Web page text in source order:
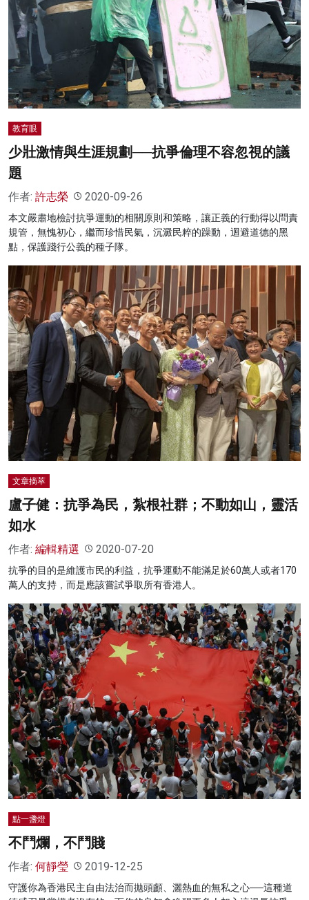
教育眼
少壯激情與生涯規劃──抗爭倫理不容忽視的議
題
作者: 許志榮 2020-09-26
本文嚴肅地檢討抗爭運動的相關原則和策略，讓正義的行動得以問責
規管，無愧初心，繼而珍惜民氣，沉澱民粹的躁動，迴避道德的黑
點，保護踐行公義的種子隊。
文章摘萃
盧子健：抗爭為民，紮根社群；不動如山，靈活
如水
作者: 編輯精選 2020-07-20
抗爭的目的是維護市民的利益，抗爭運動不能滿足於60萬人或者170
萬人的支持，而是應該嘗試爭取所有香港人。
點一盞燈
不鬥爛，不鬥賤
作者: 何靜瑩 2019-12-25
守護你為香港民主自由法治而拋頭顱、灑熱血的無私之心──這種道